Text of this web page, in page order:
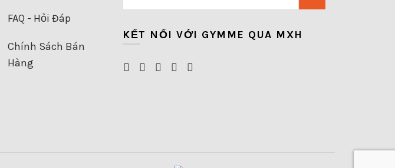
FAQ - Hỏi Đáp
Chính Sách Bán
Hàng
KẾT NỐI VỚI GYMME QUA MXH